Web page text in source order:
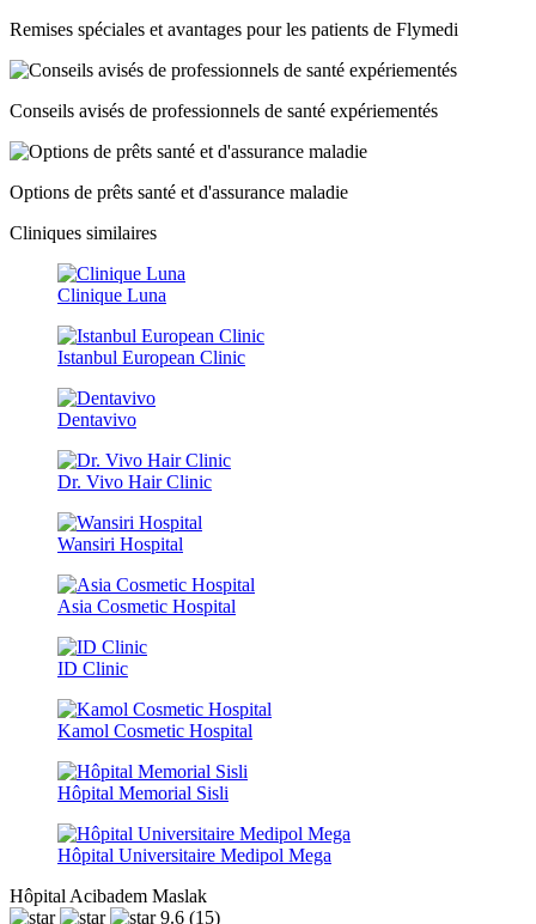
Remises spéciales et avantages pour les patients de Flymedi
Conseils avisés de professionnels de santé expériementés
Options de prêts santé et d'assurance maladie
Cliniques similaires
Clinique Luna
Istanbul European Clinic
Dentavivo
Dr. Vivo Hair Clinic
Wansiri Hospital
Asia Cosmetic Hospital
ID Clinic
Kamol Cosmetic Hospital
Hôpital Memorial Sisli
Hôpital Universitaire Medipol Mega
Hôpital Acibadem Maslak
9.6 (15)